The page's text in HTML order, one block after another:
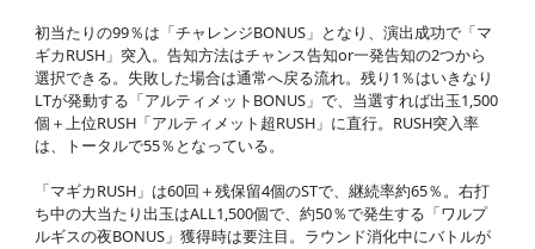
初当たりの99％は「チャレンジBONUS」となり、演出成功で「マ
ギカRUSH」突入。告知方法はチャンス告知or一発告知の2つから
選択できる。失敗した場合は通常へ戻る流れ。残り1％はいきなり
LTが発動する「アルティメットBONUS」で、当選すれば出玉1,500
個＋上位RUSH「アルティメット超RUSH」に直行。RUSH突入率
は、トータルで55％となっている。
「マギカRUSH」は60回＋残保留4個のSTで、継続率約65％。右打
ち中の大当たり出玉はALL1,500個で、約50％で発生する「ワルプ
ルギスの夜BONUS」獲得時は要注目。ラウンド消化中にバトルが